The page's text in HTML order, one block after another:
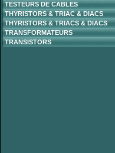
TESTEURS DE CABLES
THYRISTORS & TRIAC & DIACS
THYRISTORS & TRIACS & DIACS
TRANSFORMATEURS
TRANSISTORS